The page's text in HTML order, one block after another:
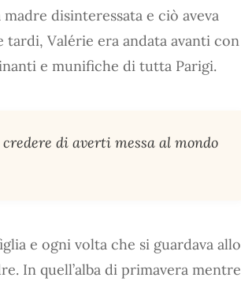
disinteressata e ciò aveva
Valérie era andata avanti con
e munifiche di tutta Parigi.
di averti messa al mondo
e ogni volta che si guardava allo
In quell’alba di primavera mentre